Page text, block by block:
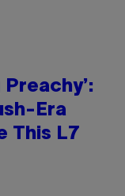
Era
This L7